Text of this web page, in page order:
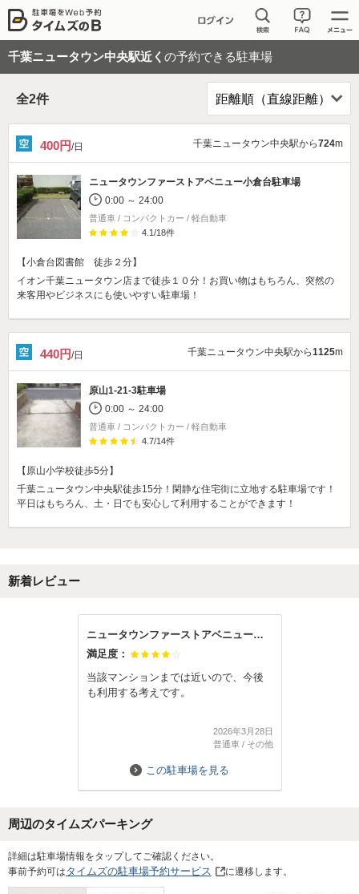
千葉ニュータウン中央駅近く の予約できる駐車場
全2件
400円/日 千葉ニュータウン中央駅から724m
ニュータウンファーストアベニュー小倉台駐車場
0:00 ～ 24:00
普通車 / コンパクトカー / 軽自動車
4.1/18件
【小倉台図書館 徒歩２分】
イオン千葉ニュータウン店まで徒歩１０分！お買い物はもちろん、突然の
来客用やビジネスにも使いやすい駐車場！
440円/日 千葉ニュータウン中央駅から1125m
原山1-21-3駐車場
0:00 ～ 24:00
普通車 / コンパクトカー / 軽自動車
4.7/14件
【原山小学校徒歩5分】
千葉ニュータウン中央駅徒歩15分！閑静な住宅街に立地する駐車場です！
平日はもちろん、土・日でも安心して利用することができます！
新着レビュー
ニュータウンファーストアベニュー小倉台駐車場
満足度：
当該マンションまでは近いので、今後
も利用する考えです。
2026年3月28日
普通車/ その他
この駐車場を見る
周辺のタイムズパーキング
詳細は駐車場情報をタップしてご確認ください。
事前予約可はタイムズの駐車場予約サービス に遷移します。